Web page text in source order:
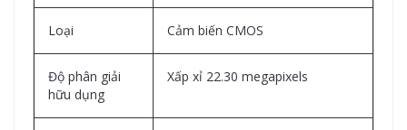
Loại Cảm biến CMOS
Độ phân giải
hữu dụng
Xấp xỉ 22.30 megapixels